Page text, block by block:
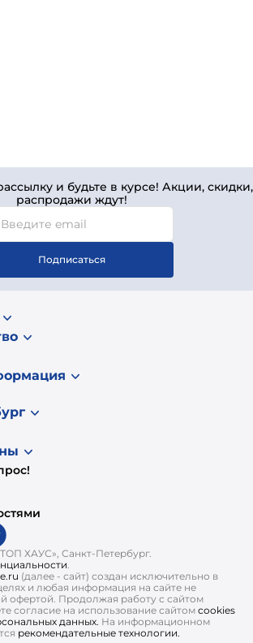
и будьте в курсе! Акции, скидки,
распродажи ждут!
Подписаться
ХАУС», Санкт-Петербург.
(далее - сайт) создан исключительно в
и любая информация на сайте не
офертой. Продолжая работу с сайтом
согласие на использование сайтом cookies
данных. На информационном
рекомендательные технологии.